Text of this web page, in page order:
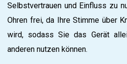
Selbstvertrauen und Einfluss zu
Ohren frei, da Ihre Stimme über
wird, sodass Sie das Gerät
anderen nutzen können.